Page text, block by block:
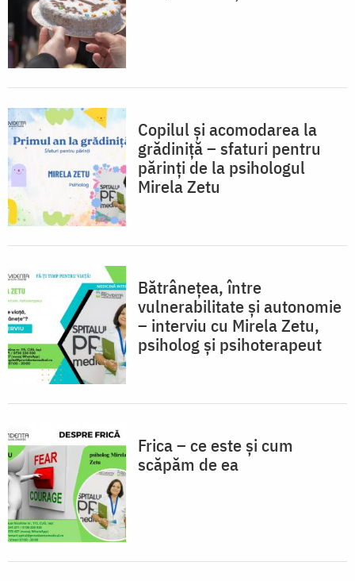
Copilul și acomodarea la
grădiniță – sfaturi pentru
părinți de la psihologul
Mirela Zetu
Bătrânețea, între
vulnerabilitate și autonomie
– interviu cu Mirela Zetu,
psiholog și psihoterapeut
Frica – ce este și cum
scăpăm de ea